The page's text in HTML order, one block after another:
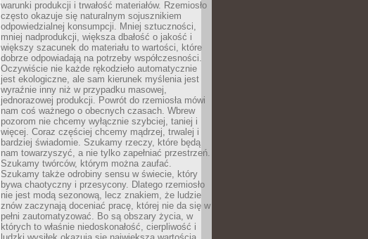
warunki produkcji i trwałość materiałów. Rzemiosło
często okazuje się naturalnym sojusznikiem
odpowiedzialnej konsumpcji. Mniej sztuczności,
mniej nadprodukcji, większa dbałość o jakość i
większy szacunek do materiału to wartości, które
dobrze odpowiadają na potrzeby współczesności.
Oczywiście nie każde rękodzieło automatycznie
jest ekologiczne, ale sam kierunek myślenia jest
wyraźnie inny niż w przypadku masowej,
jednorazowej produkcji. Powrót do rzemiosła mówi
nam coś ważnego o obecnych czasach. Wbrew
pozorom nie chcemy wyłącznie szybciej, taniej i
więcej. Coraz częściej chcemy mądrzej, trwalej i
bardziej świadomie. Szukamy rzeczy, które będą
nam towarzyszyć, a nie tylko zapełniać przestrzeń.
Szukamy twórców, którym można zaufać.
Szukamy także odrobiny sensu w świecie, który
bywa chaotyczny i przesycony. Dlatego rzemiosło
nie jest modą sezonową, lecz znakiem, że ludzie
znów zaczynają doceniać pracę, której nie da się w
pełni zautomatyzować. Bo są obszary życia, w
których to właśnie niedoskonałość, cierpliwość i